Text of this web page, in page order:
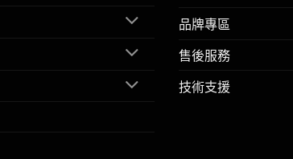
品牌專區
售後服務
技術支援